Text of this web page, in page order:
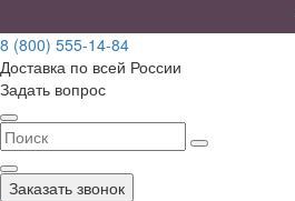
8 (800) 555-14-84
Доставка по всей России
Задать вопрос
Заказать звонок